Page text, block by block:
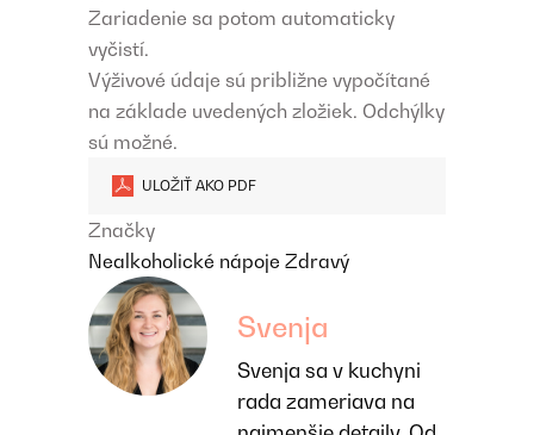
Zariadenie sa potom automaticky
vyčistí.
Výživové údaje sú približne vypočítané
na základe uvedených zložiek. Odchýlky
sú možné.
ULOŽIŤ AKO PDF
Značky
Nealkoholické nápoje Zdravý
Svenja
Svenja sa v kuchyni
rada zameriava na